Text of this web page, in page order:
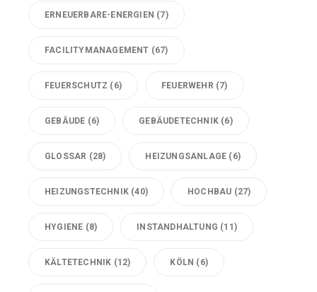
ERNEUERBARE-ENERGIEN (7)
FACILITYMANAGEMENT (67)
FEUERSCHUTZ (6) FEUERWEHR (7)
GEBÄUDE (6) GEBÄUDETECHNIK (6)
GLOSSAR (28) HEIZUNGSANLAGE (6)
HEIZUNGSTECHNIK (40) HOCHBAU (27)
HYGIENE (8) INSTANDHALTUNG (11)
KÄLTETECHNIK (12) KÖLN (6)